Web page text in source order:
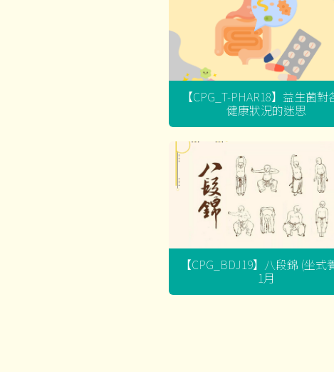
【CPG_T-PHAR18】益生菌對
健康狀況的迷思
【CPG_BDJ19】八段錦 (坐式
1月